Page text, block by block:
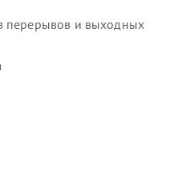
перерывов и выходных